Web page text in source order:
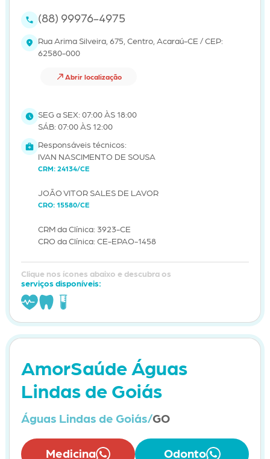
(88) 99976-4975
Rua Arima Silveira, 675, Centro, Acaraú-CE / CEP:
62580-000
Abrir localização
SEG a SEX: 07:00 ÀS 18:00
SÁB: 07:00 ÀS 12:00
Responsáveis técnicos:
IVAN NASCIMENTO DE SOUSA
CRM: 24134/CE
JOÃO VITOR SALES DE LAVOR
CRO: 15580/CE
CRM da Clínica: 3923-CE
CRO da Clínica: CE-EPAO-1458
Clique nos ícones abaixo e descubra os
serviços disponíveis:
AmorSaúde Águas
Lindas de Goiás
Águas Lindas de Goiás/GO
Medicina Odonto